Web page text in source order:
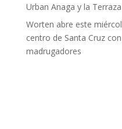
Urban Anaga y la
Worten abre este
centro de Santa Cruz
madrugadores